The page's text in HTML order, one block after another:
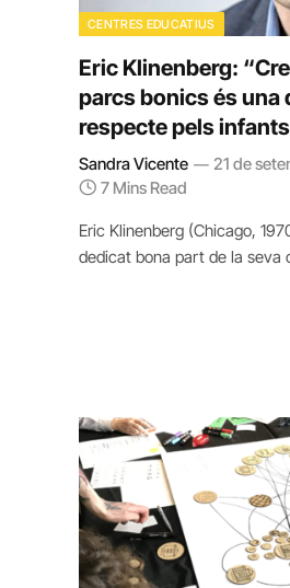
CENTRES EDUCATIUS
Eric Klinenberg:
parcs bonics és una
respecte pels
Sandra Vicente
21 de
7 Mins Read
Eric Klinenberg (Chicago,
dedicat bona part de la